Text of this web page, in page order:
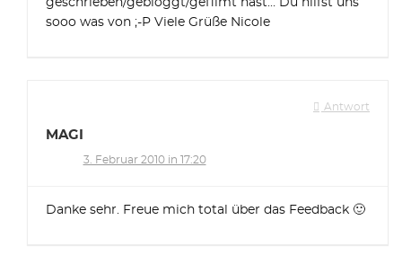
sooo was von ;-P Viele Grüße Nicole
Antwort
MAGI
3. Februar 2010 in 17:20
Danke sehr. Freue mich total über das Feedback 🙂